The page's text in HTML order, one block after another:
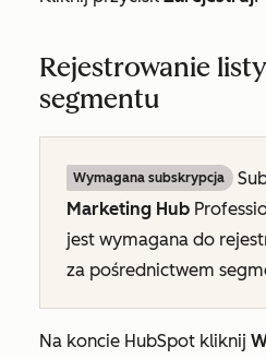
Rejestrowanie
segmentu
Wymagana subskrypcja
Marketing Hub
jest wymagana do
za pośrednictwem
Na koncie HubSpot kliknij